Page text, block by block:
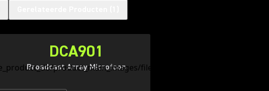
DCA901
Broadcast Array Microfoon